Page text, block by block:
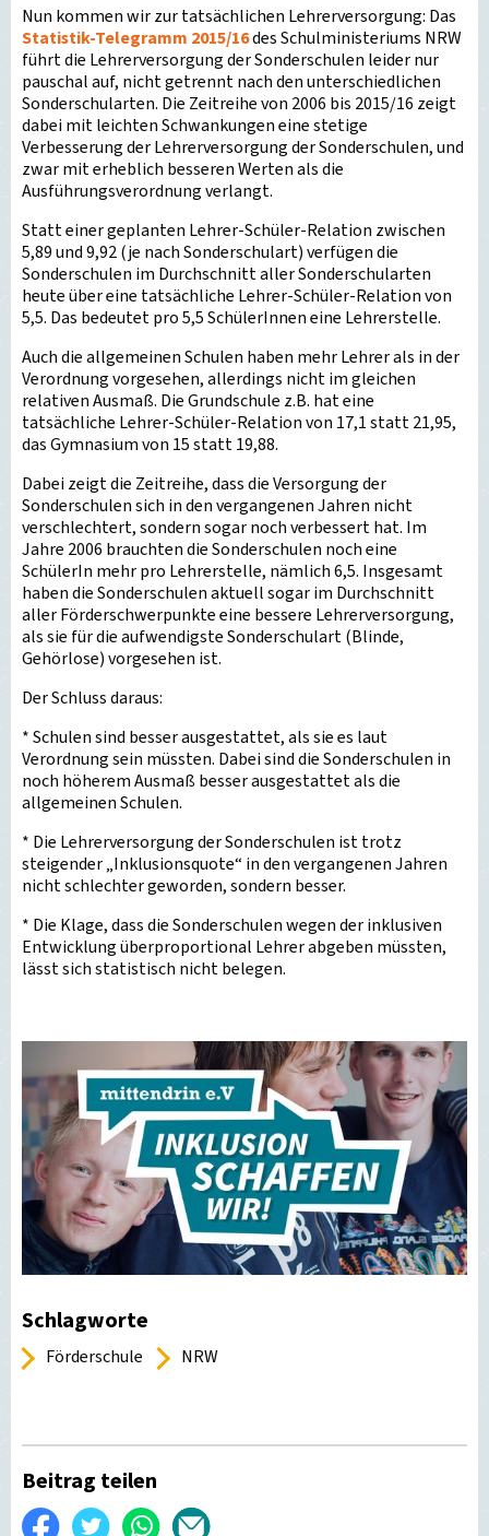
Nun kommen wir zur tatsächlichen Lehrerversorgung: Das
Statistik-Telegramm 2015/16des Schulministeriums NRW
führt die Lehrerversorgung der Sonderschulen leider nur
pauschal auf, nicht getrennt nach den unterschiedlichen
Sonderschularten. Die Zeitreihe von 2006 bis 2015/16 zeigt
dabei mit leichten Schwankungen eine stetige
Verbesserung der Lehrerversorgung der Sonderschulen, und
zwar mit erheblich besseren Werten als die
Ausführungsverordnung verlangt.
Statt einer geplanten Lehrer-Schüler-Relation zwischen
5,89 und 9,92 (je nach Sonderschulart) verfügen die
Sonderschulen im Durchschnitt aller Sonderschularten
heute über eine tatsächliche Lehrer-Schüler-Relation von
5,5. Das bedeutet pro 5,5 SchülerInnen eine Lehrerstelle.
Auch die allgemeinen Schulen haben mehr Lehrer als in der
Verordnung vorgesehen, allerdings nicht im gleichen
relativen Ausmaß. Die Grundschule z.B. hat eine
tatsächliche Lehrer-Schüler-Relation von 17,1 statt 21,95,
das Gymnasium von 15 statt 19,88.
Dabei zeigt die Zeitreihe, dass die Versorgung der
Sonderschulen sich in den vergangenen Jahren nicht
verschlechtert, sondern sogar noch verbessert hat. Im
Jahre 2006 brauchten die Sonderschulen noch eine
SchülerIn mehr pro Lehrerstelle, nämlich 6,5. Insgesamt
haben die Sonderschulen aktuell sogar im Durchschnitt
aller Förderschwerpunkte eine bessere Lehrerversorgung,
als sie für die aufwendigste Sonderschulart (Blinde,
Gehörlose) vorgesehen ist.
Der Schluss daraus:
* Schulen sind besser ausgestattet, als sie es laut
Verordnung sein müssten. Dabei sind die Sonderschulen in
noch höherem Ausmaß besser ausgestattet als die
allgemeinen Schulen.
* Die Lehrerversorgung der Sonderschulen ist trotz
steigender „Inklusionsquote“ in den vergangenen Jahren
nicht schlechter geworden, sondern besser.
* Die Klage, dass die Sonderschulen wegen der inklusiven
Entwicklung überproportional Lehrer abgeben müssten,
lässt sich statistisch nicht belegen.
Schlagworte
Förderschule NRW
Beitrag teilen
Auf Twittern WhatsApp